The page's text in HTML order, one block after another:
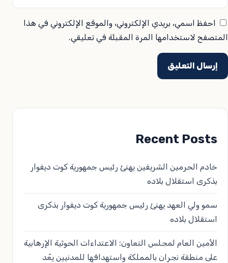
احفظ اسمي، بريدي الإلكتروني، والموقع الإلكتروني في هذا
المتصفح لاستخدامها المرة المقبلة في تعليقي.
Recent Posts
خادم الحرمين الشريفين يهنئ رئيس جمهورية كوت ديفوار
بذكرى استقلال بلاده
سمو ولي العهد يهنئ رئيس جمهورية كوت ديفوار بذكرى
استقلال بلاده
الأمين العام لمجلس التعاون: الاعتداءات الحوثية الإرهابية
على منطقة نجران بالمملكة واستهدافها للمدنيين يعّد